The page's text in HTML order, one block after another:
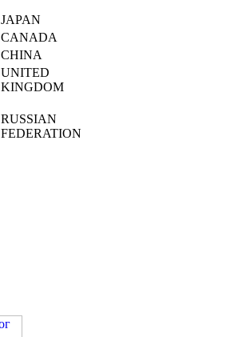
JAPAN
CANADA
CHINA
UNITED
KINGDOM
RUSSIAN
FEDERATION